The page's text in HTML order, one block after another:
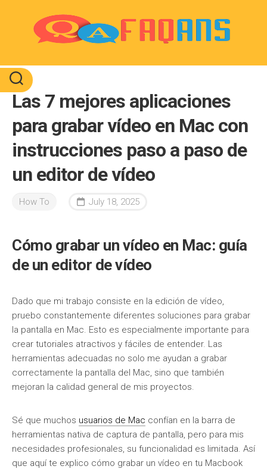
Las 7 mejores aplicaciones
para grabar vídeo en Mac con
instrucciones paso a paso de
un editor de vídeo
How To July 18, 2025
Cómo grabar un vídeo en Mac: guía
de un editor de vídeo
Dado que mi trabajo consiste en la edición de vídeo,
pruebo constantemente diferentes soluciones para grabar
la pantalla en Mac. Esto es especialmente importante para
crear tutoriales atractivos y fáciles de entender. Las
herramientas adecuadas no solo me ayudan a grabar
correctamente la pantalla del Mac, sino que también
mejoran la calidad general de mis proyectos.
Sé que muchos usuarios de Mac confían en la barra de
herramientas nativa de captura de pantalla, pero para mis
necesidades profesionales, su funcionalidad es limitada. Así
que aquí te explico cómo grabar un vídeo en tu Macbook